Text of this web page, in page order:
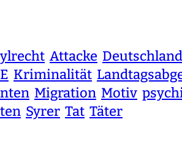
Attacke Deutschland
Kriminalität
Migration Motiv
Syrer Tat Täter